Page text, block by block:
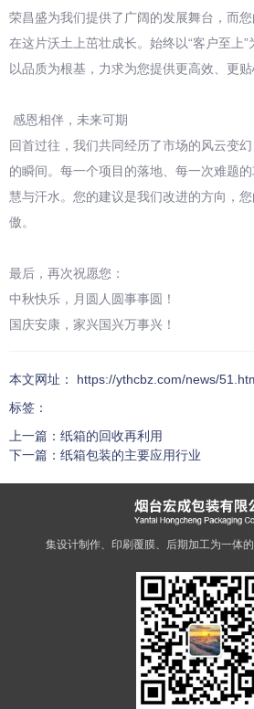
荣昌盛为我们提供了广阔的发展舞台，而
在这片沃土上茁壮成长。始终以“客户至上”
以品质为根基，力求为您提供更高效、更
感恩相伴，未来可期
回首过往，我们共同经历了市场的风云变
的瞬间。每一个项目的落地、每一次难题
慧与汗水。您的建议是我们改进的方向，
傲。
最后，再次祝愿您：
中秋快乐，月圆人圆事事圆！
国庆安康，家兴国兴万事兴！
本文网址： https://ythcbz.com/news/
标签：
上一篇： 纸箱的回收再利用
下一篇： 纸箱包装的主要应用行业
找不到任何
专注于超硬工具制造，致力
集设计制作、印刷覆膜、后期加工为一体